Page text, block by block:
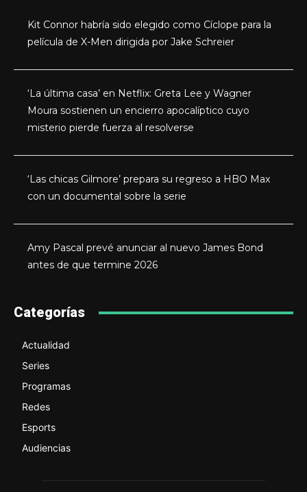
Kit Connor habría sido elegido como Cíclope para la
película de X-Men dirigida por Jake Schreier
‘La última casa’ en Netflix: Greta Lee y Wagner
Moura sostienen un encierro apocalíptico cuyo
misterio pierde fuerza al resolverse
‘Las chicas Gilmore’ prepara su regreso a HBO Max
con un documental sobre la serie
Amy Pascal prevé anunciar al nuevo James Bond
antes de que termine 2026
Categorías
Actualidad
Series
Programas
Redes
Esports
Audiencias